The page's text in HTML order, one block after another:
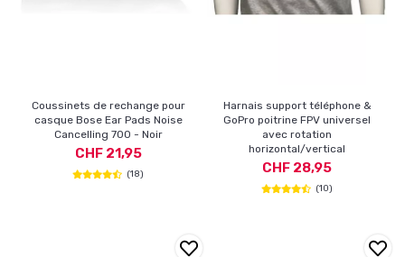
Coussinets de rechange pour
casque Bose Ear Pads Noise
Cancelling 700 - Noir
CHF 21,95
(18)
Harnais support téléphone &
GoPro poitrine FPV universel
avec rotation
horizontal/vertical
CHF 28,95
(10)